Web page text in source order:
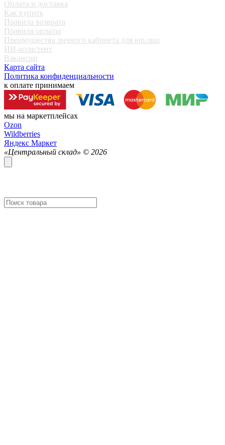
Оплата и доставка
Как купить
Правила возврата
Правила оплаты
Преимущества личного кабинета для юр.лиц
ИИ-ассистент
Вакансии
Карта сайта
Политика конфиденциальности
к оплате принимаем
мы на маркетплейсах
Ozon
Wildberries
Яндекс Маркет
«Центральный склад» © 2026